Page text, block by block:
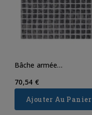
Bâche armée
70,54 €
Ajouter Au Panier